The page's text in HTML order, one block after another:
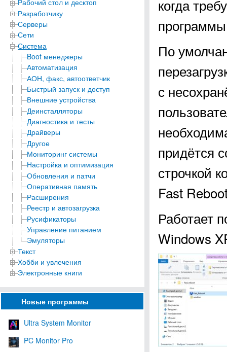
Рабочий стол и десктоп
Разработчику
Серверы
Сети
Система
Boot менеджеры
Автоматизация
АОН, факс, автоответчик
Быстрый запуск и доступ
Внешние устройства
Деинсталляторы
Диагностика и тесты
Драйверы
Другое
Мониторинг системы
Настройка и оптимизация
Обновления и патчи
Оперативная память
Расширения
Реестр и автозагрузка
Русификаторы
Управление питанием
Эмуляторы
Текст
Хобби и увлечения
Электронные книги
Новые программы
Ultra System Monitor
PC Monitor Pro
когда
По
с
придётся
строчкой
Fast
Работает
Windows